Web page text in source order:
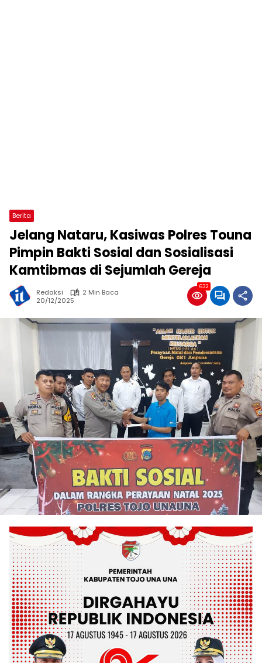
Berita
Jelang Nataru, Kasiwas Polres Touna
Pimpin Bakti Sosial dan Sosialisasi
Kamtibmas di Sejumlah Gereja
Redaksi
2 Min Baca
20/12/2025
632